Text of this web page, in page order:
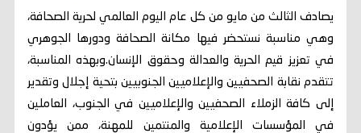
يصادف الثالث من مايو من كل عام اليوم العالمي لحرية الصحافة،
وهي مناسبة نستحضر فيها مكانة الصحافة ودورها الجوهري
في تعزيز قيم الحرية والعدالة وحقوق الإنسان.وبهذه المناسبة،
تتقدم نقابة الصحفيين والإعلاميين الجنوبيين بتحية إجلال وتقدير
إلى كافة الزملاء الصحفيين والإعلاميين في الجنوب، العاملين
في المؤسسات الإعلامية والمنتمين للمهنة، ممن يؤدون